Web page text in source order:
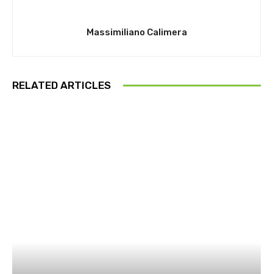
Massimiliano Calimera
RELATED ARTICLES